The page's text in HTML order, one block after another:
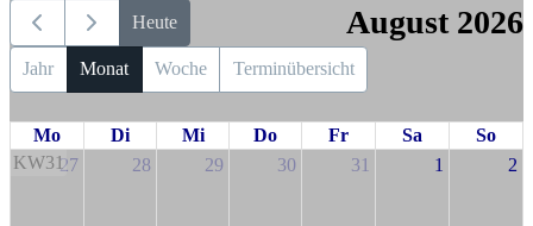
Heute August 2026
Jahr Monat Woche Terminübersicht
Mo Di Mi Do Fr Sa
So
KW3127 28 29 30 31 1 2